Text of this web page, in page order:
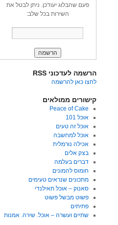
פעם שהבלוג יעודכן. ניתן לבטל את
השירות בכל שלב:
הרשמה לעדכוני RSS
לחצו כאן להרשמה
קישורים ממולאים
Peace of Cake
אוכל 101
אוכל זה טעים
אוכל למחשבה
אכילה נורמלית
בצק אלים
דברים בעלמה
חומוס להמונים
מתכונים שנראים טעימים
סאנוק – אוכל תאילנדי
פשוט מבשל פשוט
פתיתים
שתיים ועשרה – אוכל. שירה. אמנות